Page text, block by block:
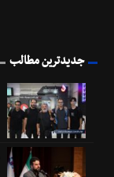
جدیدترین مطالب